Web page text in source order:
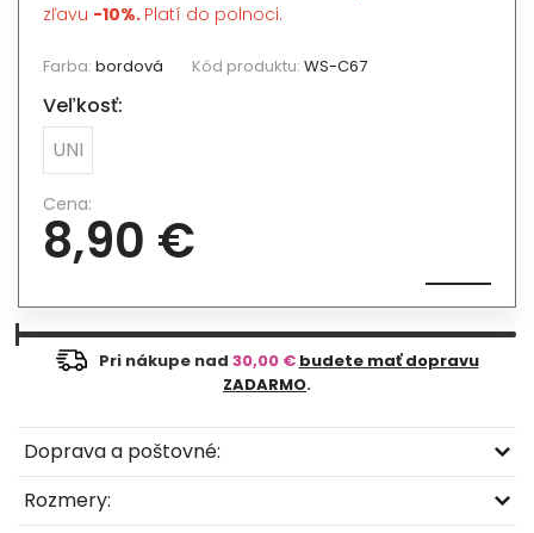
zľavu -10%. Platí do polnoci.
Farba: bordová Kód produktu: WS-C67
Veľkosť:
UNI
Cena:
8,90 €
Pri nákupe nad 30,00 € budete mať dopravu
ZADARMO.
Doprava a poštovné:
Rozmery: